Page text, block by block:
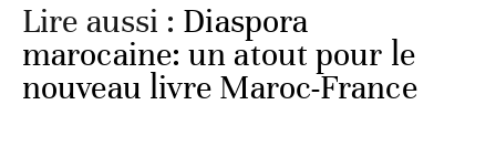
Lire aussi : Diaspora
marocaine: un atout pour le
nouveau livre Maroc-France